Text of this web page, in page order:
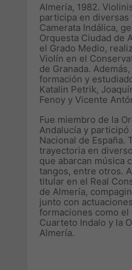
Almería, 1982.
participa en
Camerata Indálica,
Orquesta Ciudad de
el Grado Medio,
Violín en el
de Granada.
formación y
Katalin Petrik,
Fenoy y Vicente
Fue miembro de la
Andalucía y
Nacional de España.
trayectoria en
que abarcan música
tangos, entre otros.
titular en el Real
de Almería,
junto con
formaciones como el
Cuarteto Indalo y la
Almería.